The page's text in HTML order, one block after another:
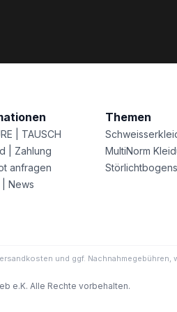
| TAUSCH
| Zahlung
anfragen
News
Themen
MultiNorm
und ggf. Nachnahmegebühren,
e.K. Alle Rechte vorbehalten.